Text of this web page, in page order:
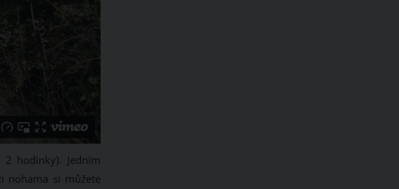
hodinky). Jedním
nohama si můžete